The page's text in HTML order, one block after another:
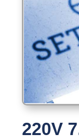
220V